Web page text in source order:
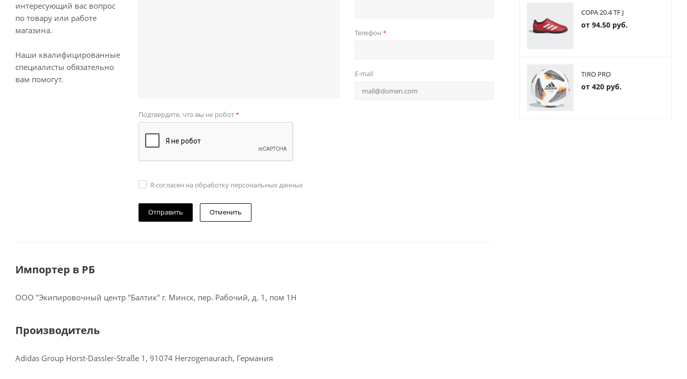
интересующий вас вопрос
по товару или работе
магазина.
Наши квалифицированные
специалисты обязательно
вам помогут.
Телефон *
E-mail
Подтвердите, что вы не робот*
Я согласен на обработку персональных данных
Отменить
Импортер в РБ
ООО "Экипировочный центр "Балтик" г. Минск, пер. Рабочий, д. 1, пом 1Н
Производитель
Adidas Group Horst-Dassler-Straße 1, 91074 Herzogenaurach, Германия
COPA 20.4 TF J
от 94.50 руб.
TIRO PRO
от 420 руб.